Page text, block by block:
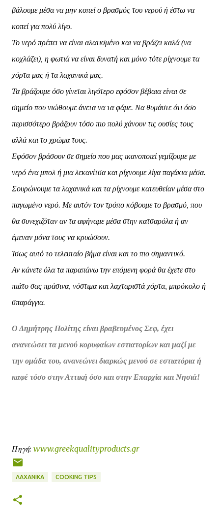
βάλουμε μέσα να μην κοπεί ο βρασμός του νερού ή έστω να
κοπεί για πολύ λίγο.
Το νερό πρέπει να είναι αλατισμένο και να βράζει καλά (να
κοχλάζει), η φωτιά να είναι δυνατή και μόνο τότε ρίχνουμε τα
χόρτα μας ή τα λαχανικά μας.
Τα βράζουμε όσο γίνεται λιγότερο εφόσον βέβαια είναι σε
σημείο που νιώθουμε άνετα νατα φάμε. Να θυμάστε ότι όσο
περισσότερο βράζουν τόσο πιο πολύ χάνουν τις ουσίες τους
αλλά και το χρώμα τους.
Εφόσον βράσουν σε σημείο που μας ικανοποιεί γεμίζουμε με
νερό ένα μπολ ή μιαλεκανίτσα και ρίχνουμε λίγα παγάκια μέσα.
Σουρώνουμε τα λαχανικά και τα ρίχνουμεκατευθείαν μέσα στο
παγωμένο νερό. Με αυτόν τον τρόπο κόβουμε το βρασμό, που
θασυνεχιζόταν αν τα αφήναμε μέσα στην κατσαρόλα ή αν
έμεναν μόνα τους να κρυώσουν.
Ίσως αυτό το τελευταίο βήμα είναι και το πιο σημαντικό.
Αν κάνετε όλα τα παραπάνω την επόμενη φορά θα έχετε στο
πιάτο σας πράσινα, νόστιμακαι λαχταριστά χόρτα, μπρόκολο ή
σπαράγγια.
Ο Δημήτρης Πολίτης είναι βραβευμένος Σεφ, έχει
ανανεώσει τα μενού κορυφαίων εστιατορίων και μαζί με
την ομάδα του, ανανεώνει διαρκώς μενού σε εστιατόρια ή
καφέ τόσο στην Αττική όσο και στην Επαρχία και Νησιά!
Πηγή: www.greekqualityproducts.gr
ΛΑΧΑΝΙΚΆ COOKING TIPS